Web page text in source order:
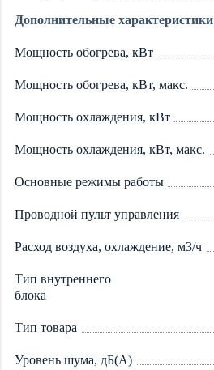
Дополнительные характеристики
Мощность обогрева, кВт
Мощность обогрева, кВт, макс.
Мощность охлаждения, кВт
Мощность охлаждения, кВт, макс.
Основные режимы работы
Проводной пульт управления
Расход воздуха, охлаждение, м3/ч
Тип внутреннего
блока
Тип товара
Уровень шума, дБ(А)